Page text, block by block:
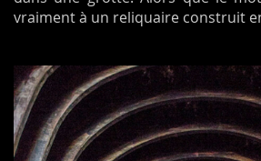
vraiment à un reliquaire construit